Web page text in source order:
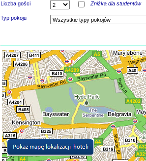
Liczba gości Zniżka dla studentów
Typ pokoju